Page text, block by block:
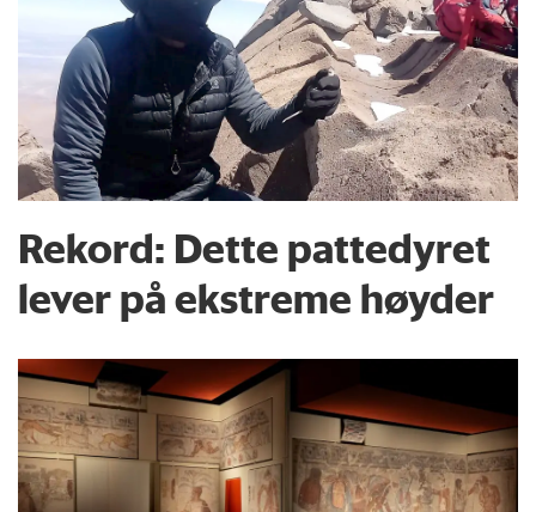
Rekord: Dette pattedyret
lever på ekstreme høyder